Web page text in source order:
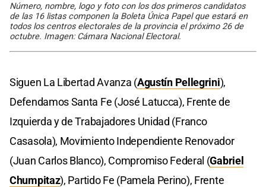
Número, nombre, logo y foto con los dos primeros candidatos
de las 16 listas componen la Boleta Única Papel que estará en
todos los centros electorales de la provincia el próximo 26 de
octubre. Imagen: Cámara Nacional Electoral.
Siguen La Libertad Avanza (Agustín Pellegrini),
Defendamos Santa Fe (José Latucca), Frente de
Izquierda y de Trabajadores Unidad (Franco
Casasola), Movimiento Independiente Renovador
(Juan Carlos Blanco), Compromiso Federal (Gabriel
Chumpitaz), Partido Fe (Pamela Perino), Frente